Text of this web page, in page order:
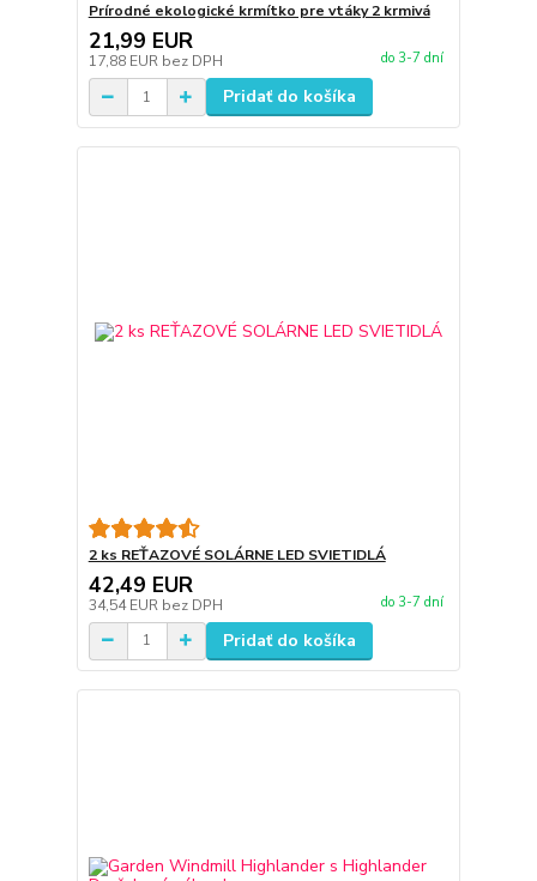
Prírodné ekologické krmítko pre vtáky 2 krmivá
21,99 EUR
17,88 EUR bez DPH do 3-7 dní
Pridať do košíka
2 ks REŤAZOVÉ SOLÁRNE LED SVIETIDLÁ
42,49 EUR
34,54 EUR bez DPH do 3-7 dní
Pridať do košíka